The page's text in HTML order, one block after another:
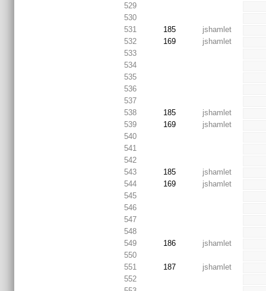
529
530
531
185
jshamlet
532
169
jshamlet
533
534
535
536
537
538
185
jshamlet
539
169
jshamlet
540
541
542
543
185
jshamlet
544
169
jshamlet
545
546
547
548
549
186
jshamlet
550
551
187
jshamlet
552